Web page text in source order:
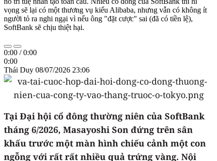
vọng sẽ lại có một thương vụ kiểu Alibaba, nhưng vẫn có không ít
người tỏ ra nghi ngại vì nếu ông "đặt cược" sai (đã có tiền lệ),
SoftBank sẽ chịu thiệt hại.
0:00 /0:00
0:00
Thái Duy 08/07/2026 23:06
Tại Đại hội cổ đông thường niên của SoftBank
tháng 6/2026, Masayoshi Son đứng trên sân
khấu trước một màn hình chiếu cảnh một con
ngỗng với rất rất nhiều quả trứng vàng. Nội